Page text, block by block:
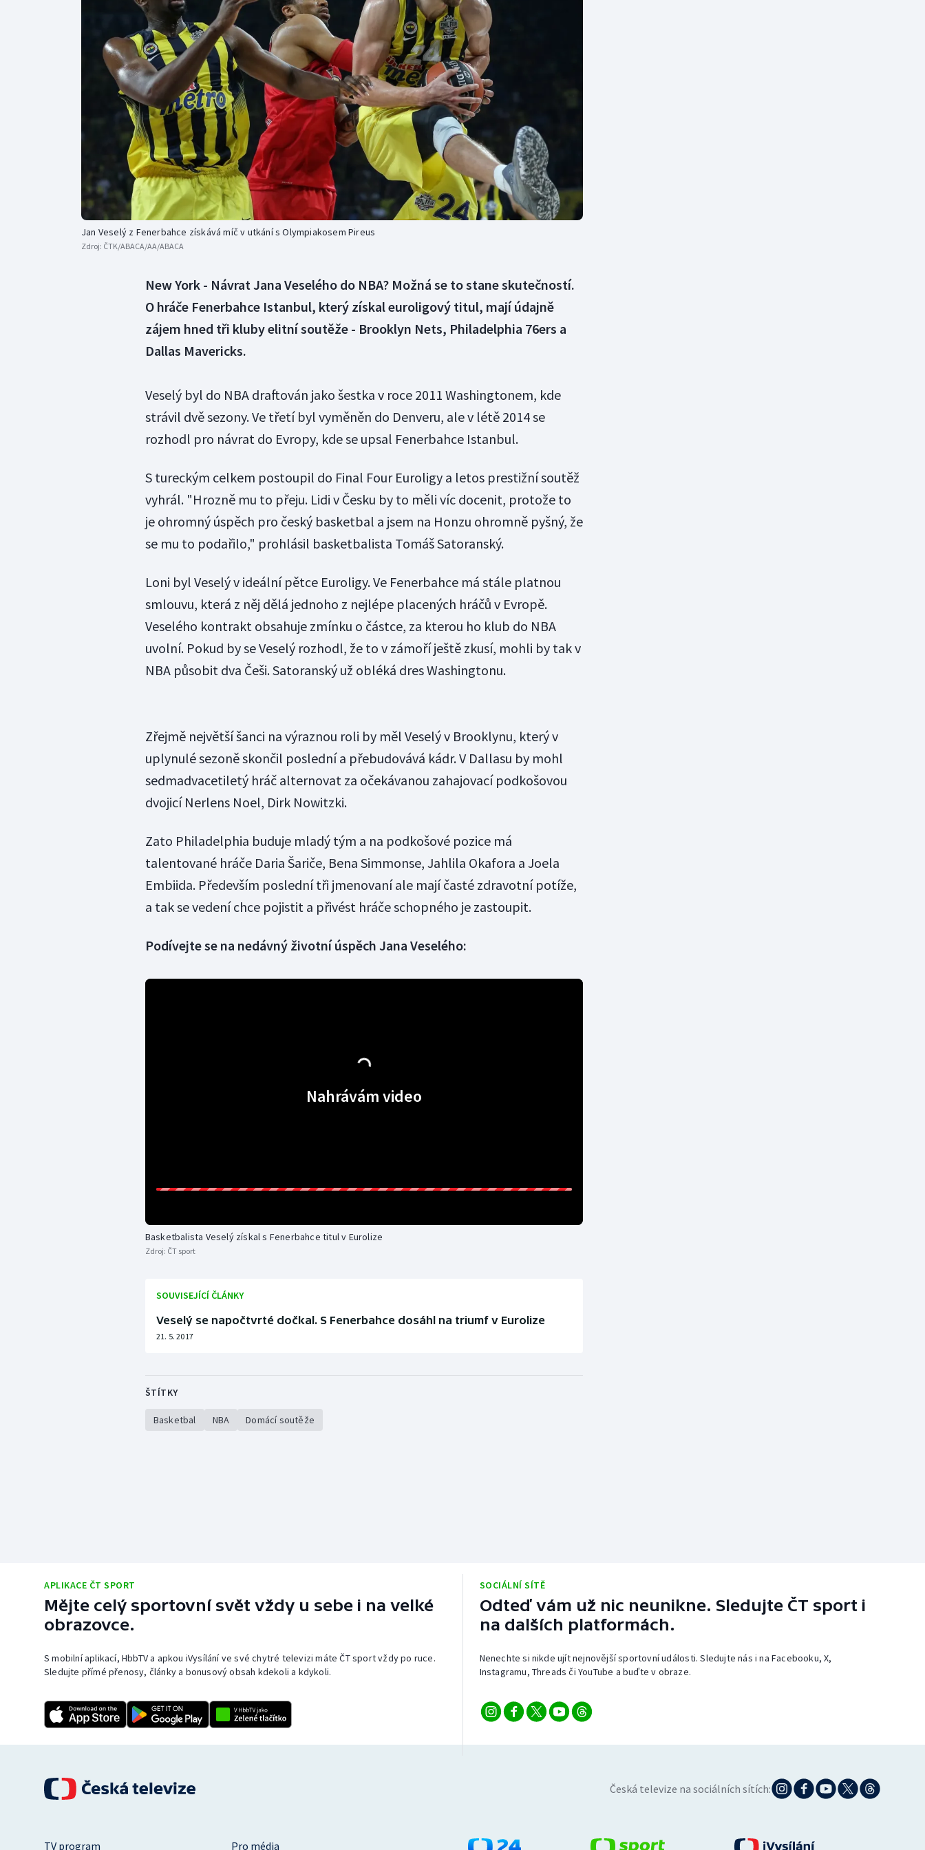
Curling
Dostihy
Florbal
Futsal
Golf
Gymnastika
Moderní pětiboj
Motorsport
Olympijské hry
Parasport
Plavání
Plážový volejbal
Ostatní
Jan Veselý z Fenerbahce získává míč v utkání s Olympiakosem Pireus
Zdroj: ČTK/ABACA/AA/ABACA
New York - Návrat Jana Veselého do NBA? Možná se to stane skutečností.
O hráče Fenerbahce Istanbul, který získal euroligový titul, mají údajně
zájem hned tři kluby elitní soutěže - Brooklyn Nets, Philadelphia 76ers a
Dallas Mavericks.
Veselý byl do NBA draftován jako šestka v roce 2011 Washingtonem, kde
strávil dvě sezony. Ve třetí byl vyměněn do Denveru, ale v létě 2014 se
rozhodl pro návrat do Evropy, kde se upsal Fenerbahce Istanbul.
S tureckým celkem postoupil do Final Four Euroligy a letos prestižní soutěž
vyhrál. "Hrozně mu to přeju. Lidi v Česku by to měli víc docenit, protože to
je ohromný úspěch pro český basketbal a jsem na Honzu ohromně pyšný, že
se mu to podařilo," prohlásil basketbalista Tomáš Satoranský.
Loni byl Veselý v ideální pětce Euroligy. Ve Fenerbahce má stále platnou
smlouvu, která z něj dělá jednoho z nejlépe placených hráčů v Evropě.
Veselého kontrakt obsahuje zmínku o částce, za kterou ho klub do NBA
uvolní. Pokud by se Veselý rozhodl, že to v zámoří ještě zkusí, mohli by tak v
NBA působit dva Češi. Satoranský už obléká dres Washingtonu.
Zřejmě největší šanci na výraznou roli by měl Veselý v Brooklynu, který v
uplynulé sezoně skončil poslední a přebudovává kádr. V Dallasu by mohl
sedmadvacetiletý hráč alternovat za očekávanou zahajovací podkošovou
dvojicí Nerlens Noel, Dirk Nowitzki.
Zato Philadelphia buduje mladý tým a na podkošové pozice má
talentované hráče Daria Šariče, Bena Simmonse, Jahlila Okafora a Joela
Embiida. Především poslední tři jmenovaní ale mají časté zdravotní potíže,
a tak se vedení chce pojistit a přivést hráče schopného je zastoupit.
Podívejte se na nedávný životní úspěch Jana Veselého:
Nahrávám video
Basketbalista Veselý získal s Fenerbahce titul v Eurolize
Zdroj: ČT sport
SOUVISEJÍCÍ ČLÁNKY
Veselý se napočtvrté dočkal. S Fenerbahce dosáhl na triumf v Eurolize
21. 5. 2017
ŠTÍTKY
Basketbal NBA Domácí soutěže
APLIKACE ČT SPORT
Mějte celý sportovní svět vždy u sebe i na velké
obrazovce.
S mobilní aplikací, HbbTV a apkou iVysílání ve své chytré televizi máte ČT sport vždy po ruce.
Sledujte přímé přenosy, články a bonusový obsah kdekoli a kdykoli.
SOCIÁLNÍ SÍTĚ
Odteď vám už nic neunikne. Sledujte ČT sport i
na dalších platformách.
Nenechte si nikde ujít nejnovější sportovní události. Sledujte nás i na Facebooku, X,
Instagramu, Threads či YouTube a buďte v obraze.
Česká televize na sociálních sítích:
TV program Pro média